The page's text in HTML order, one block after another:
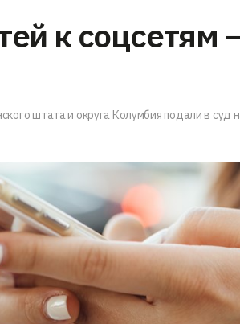
к соцсетям
штата и округа Колумбия подали в